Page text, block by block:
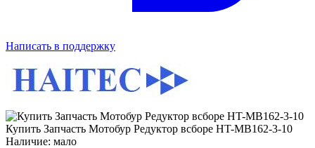
Написать в поддержку
Купить Запчасть Мотобур Редуктор всборе HT-MB162-3-10
Наличие: мало